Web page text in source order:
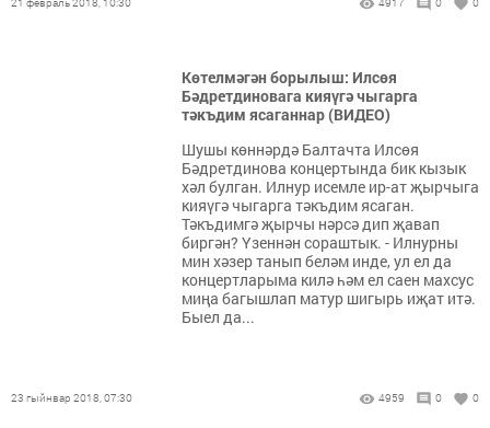
Көтелмәгән борылыш: Илсөя
Бәдретдиновага кияүгә чыгарга
тәкъдим ясаганнар (ВИДЕО)
Шушы көннәрдә Балтачта Илсөя
Бәдретдинова концертында бик кызык
хәл булган. Илнур исемле ир-ат җырчыга
кияүгә чыгарга тәкъдим ясаган.
Тәкъдимгә җырчы нәрсә дип җавап
биргән? Үзеннән сораштык. - Илнурны
мин хәзер танып беләм инде, ул ел да
концертларыма килә һәм ел саен махсус
миңа багышлап матур шигырь иҗат итә.
Быел да...
23 гыйнвар 2018, 07:30 4959 0 0